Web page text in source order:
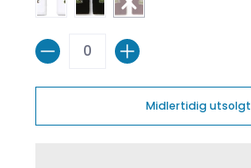
Antall
Midlertidig utsolgt